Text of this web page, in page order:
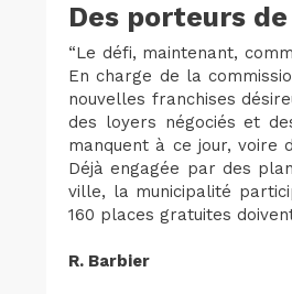
Des porteurs
“Le défi, maintenant,
En charge de la
nouvelles franchises
des loyers négociés et
manquent à ce jour, voire
Déjà engagée par des
ville, la municipalité
160 places gratuites
R. Barbier